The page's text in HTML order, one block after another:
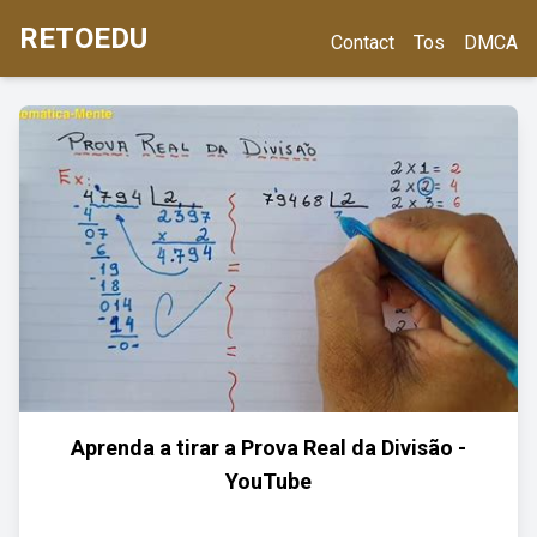
RETOEDU Contact Tos DMCA
Aprenda a tirar a Prova Real da Divisão -
YouTube